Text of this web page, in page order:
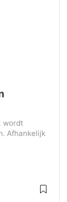
wordt
Afhankelijk